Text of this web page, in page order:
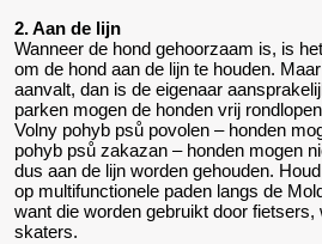
2. Aan de lijn
Wanneer de hond gehoorzaam is, is
om de hond aan de lijn te houden.
aanvalt, dan is de eigenaar
parken mogen de honden vrij
Volny pohyb psů povolen – honden
pohyb psů zakazan – honden mogen
dus aan de lijn worden gehouden.
op multifunctionele paden langs de
want die worden gebruikt door fietsers,
skaters.